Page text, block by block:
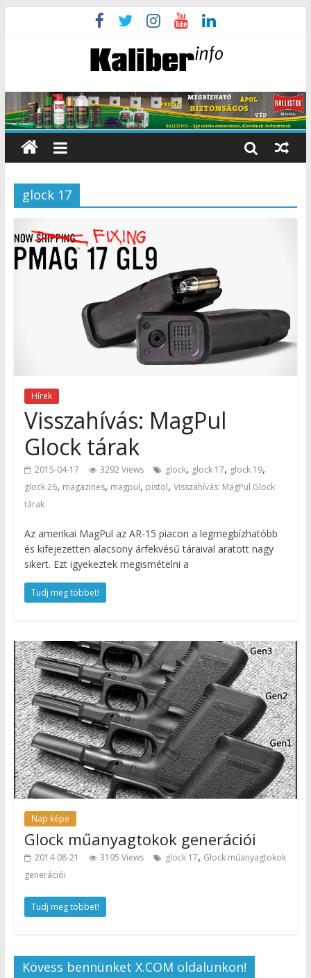
glock 17
Hírek
Visszahívás: MagPul
Glock tárak
2015-04-17 3292 Views glock, glock 17, glock 19,
glock 26, magazines, magpul, pistol, Visszahívás: MagPul Glock
tárak
Az amerikai MagPul az AR-15 piacon a legmegbízhatóbb
és kifejezetten alacsony árfekvésű táraival aratott nagy
sikert. Ezt igyekeztek megismételni a
Tudj meg többet!
Nap képe
Glock műanyagtokok generációi
2014-08-21 3195 Views glock 17, Glock műanyagtokok
generációi
Tudj meg többet!
Kövess bennünket X.COM oldalunkon!